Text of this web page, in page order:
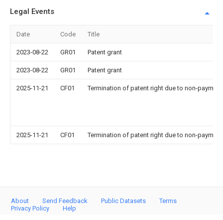
Legal Events
Date Code Title
2023-08-22 GR01 Patent grant
2023-08-22 GR01 Patent grant
2025-11-21 CF01 Termination of patent right due to non-
2025-11-21 CF01 Termination of patent right due to non-
About Send Feedback Public Datasets
Terms
Privacy Policy
Help